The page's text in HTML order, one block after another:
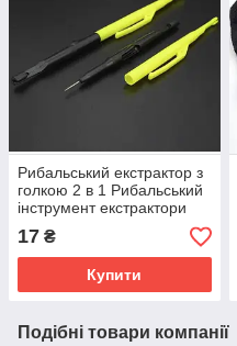
Рибальський екстрактор з
голкою 2 в 1 Рибальський
інструмент екстрактори
17 ₴
Купити
Подібні товари компанії